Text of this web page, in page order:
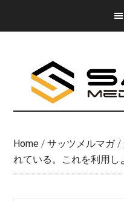
Home / サッツメルマガ /
れている。これを利用し